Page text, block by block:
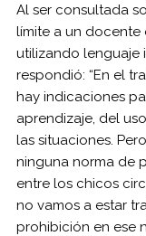
Al ser consultada
límite a un docente
utilizando lenguaje
respondió: “En el
hay indicaciones
aprendizaje, del
las situaciones.
ninguna norma de
entre los chicos
no vamos a estar
prohibición en ese